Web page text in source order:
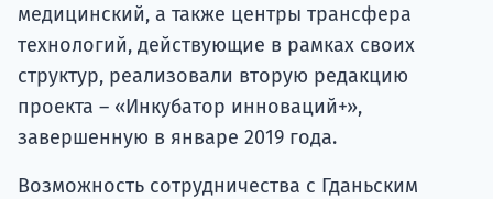
медицинский, а также центры трансфера
технологий, действующие в рамках своих
структур, реализовали вторую редакцию
проекта – «Инкубатор инноваций+»,
завершенную в январе 2019 года.
Возможность сотрудничества с Гданьским